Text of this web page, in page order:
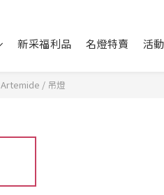
新采福利品 名燈特賣 活
Artemide / 吊燈